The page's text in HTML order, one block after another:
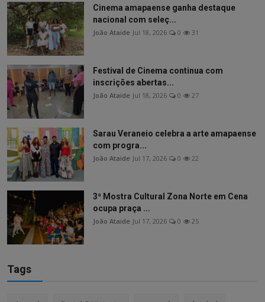
Cinema amapaense ganha destaque
nacional com seleç...
João Ataide Jul 18, 2026 0 31
Festival de Cinema continua com
inscrições abertas...
João Ataide Jul 18, 2026 0 27
Sarau Veraneio celebra a arte amapaense
com progra...
João Ataide Jul 17, 2026 0 22
3ª Mostra Cultural Zona Norte em Cena
ocupa praça ...
João Ataide Jul 17, 2026 0 25
Tags